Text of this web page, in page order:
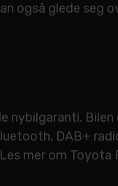
også glede seg
nybilgaranti.
DAB+
mer om Toyota